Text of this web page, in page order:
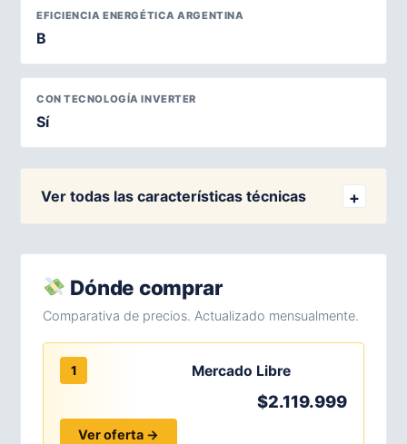
EFICIENCIA ENERGÉTICA ARGENTINA
B
CON TECNOLOGÍA INVERTER
Sí
Ver todas las características técnicas
Dónde comprar
Comparativa de precios. Actualizado mensualmente.
1 Mercado Libre
$2.119.999
Ver oferta →